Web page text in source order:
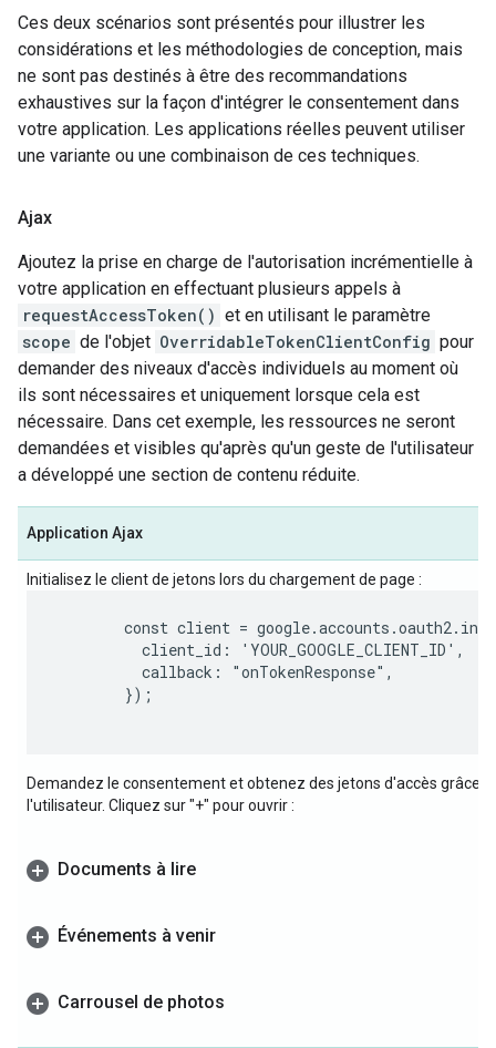
Ces deux scénarios sont présentés pour illustrer les
considérations et les méthodologies de conception, mais
ne sont pas destinés à être des recommandations
exhaustives sur la façon d'intégrer le consentement dans
votre application. Les applications réelles peuvent utiliser
une variante ou une combinaison de ces techniques.
Ajax
Ajoutez la prise en charge de l'autorisation incrémentielle à
votre application en effectuant plusieurs appels à
requestAccessToken() et en utilisant le paramètre
scope de l'objet OverridableTokenClientConfig pour
demander des niveaux d'accès individuels au moment où
ils sont nécessaires et uniquement lorsque cela est
nécessaire. Dans cet exemple, les ressources ne seront
demandées et visibles qu'après qu'un geste de l'utilisateur
a développé une section de contenu réduite.
Application Ajax
Initialisez le client de jetons lors du chargement de page :
const client =
          client_id: 'YOUR_GOOGLE_CLIENT_ID',
          callback: "onTokenResponse",
        });
Demandez le consentement et obtenez des jetons d'accès grâce
l'utilisateur. Cliquez sur "+" pour ouvrir :
Documents à lire
Événements à venir
Carrousel de photos